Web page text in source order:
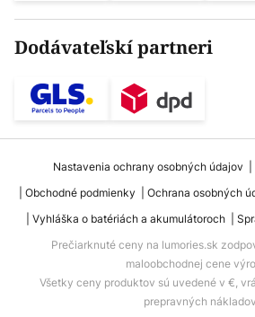
Dodávateľskí partneri
Nastavenia ochrany osobných údajov
Obchodné podmienky
Ochrana osobných
Vyhláška o batériách a akumulátoroch
Prečiarknuté ceny na lumories.sk
maloobchodnej cene
Všetky ceny produktov sú uvedené v €,
prepravných